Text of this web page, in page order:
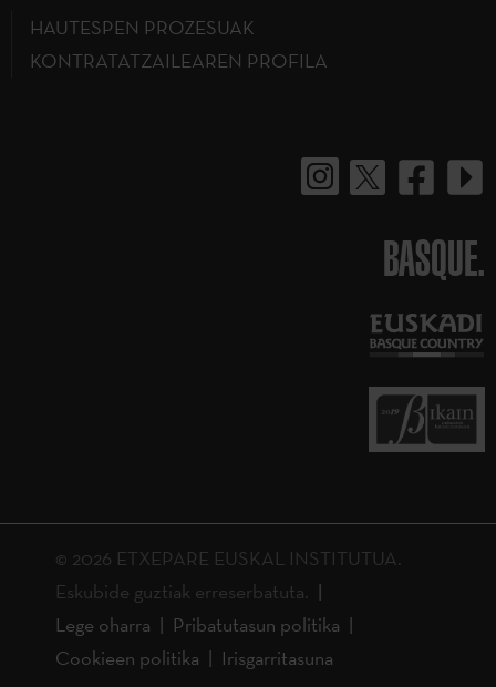
HAUTESPEN PROZESUAK
KONTRATATZAILEAREN PROFILA
BASQUE.
© 2026 ETXEPARE EUSKAL INSTITUTUA.
Eskubide guztiak erreserbatuta.
Lege oharra
Pribatutasun politika
Cookieen politika
Irisgarritasuna